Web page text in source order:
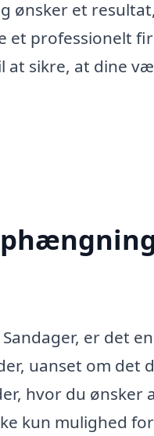
ønsker et
et professionelt
at sikre, at dine
er det
uanset om det
hvor du ønsker
kun mulighed